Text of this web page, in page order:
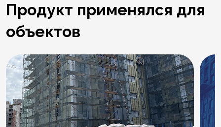
Продукт применялся для
объектов